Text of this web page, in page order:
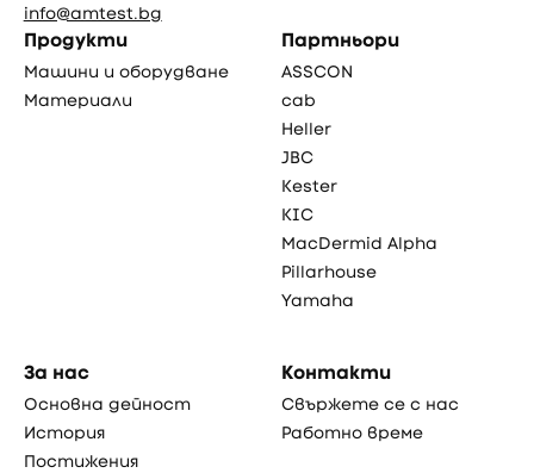
info@amtest.bg
Продукти
Машини и оборудване
Материали
Партньори
ASSCON
cab
Heller
JBC
Kester
KIC
MacDermid Alpha
Pillarhouse
Yamaha
За нас
Основна дейност
История
Постижения
Контакти
Свържете се с нас
Работно време